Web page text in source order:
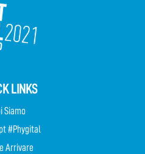
LINKS
Siamo
#Phygital
Arrivare